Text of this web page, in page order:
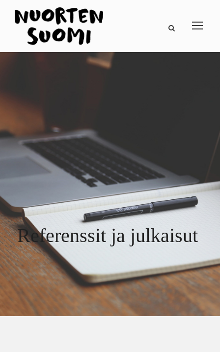
Referenssit ja julkaisut